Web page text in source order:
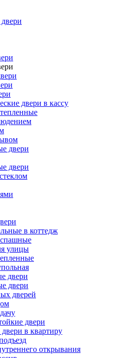
двери в кассу
двери
двери
в коттедж
улицы
двери
двери
дверей
двери
в квартиру
открывания